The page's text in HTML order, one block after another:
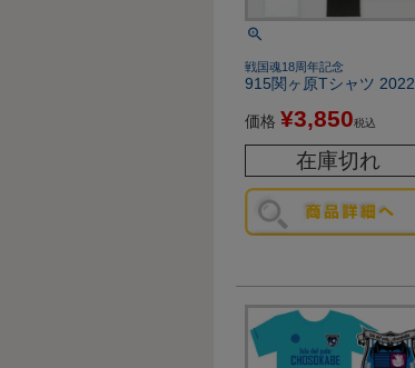
戦国魂18周年記念
915関ヶ原Tシャツ 2022
価格 ¥3,850税込
在庫切れ